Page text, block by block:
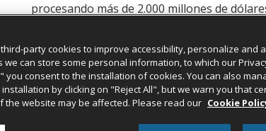
procesando más de 2.000 millones de
Dawn McAbee
Dawn.mcabee@onyxcentersource.com
party cookies to improve accessibility, personalize and
can store some personal information, to which our
you consent to the installation of cookies. You can also
by clicking on "Reject All", but we warn you that
the website may be affected. Please read our Cookie